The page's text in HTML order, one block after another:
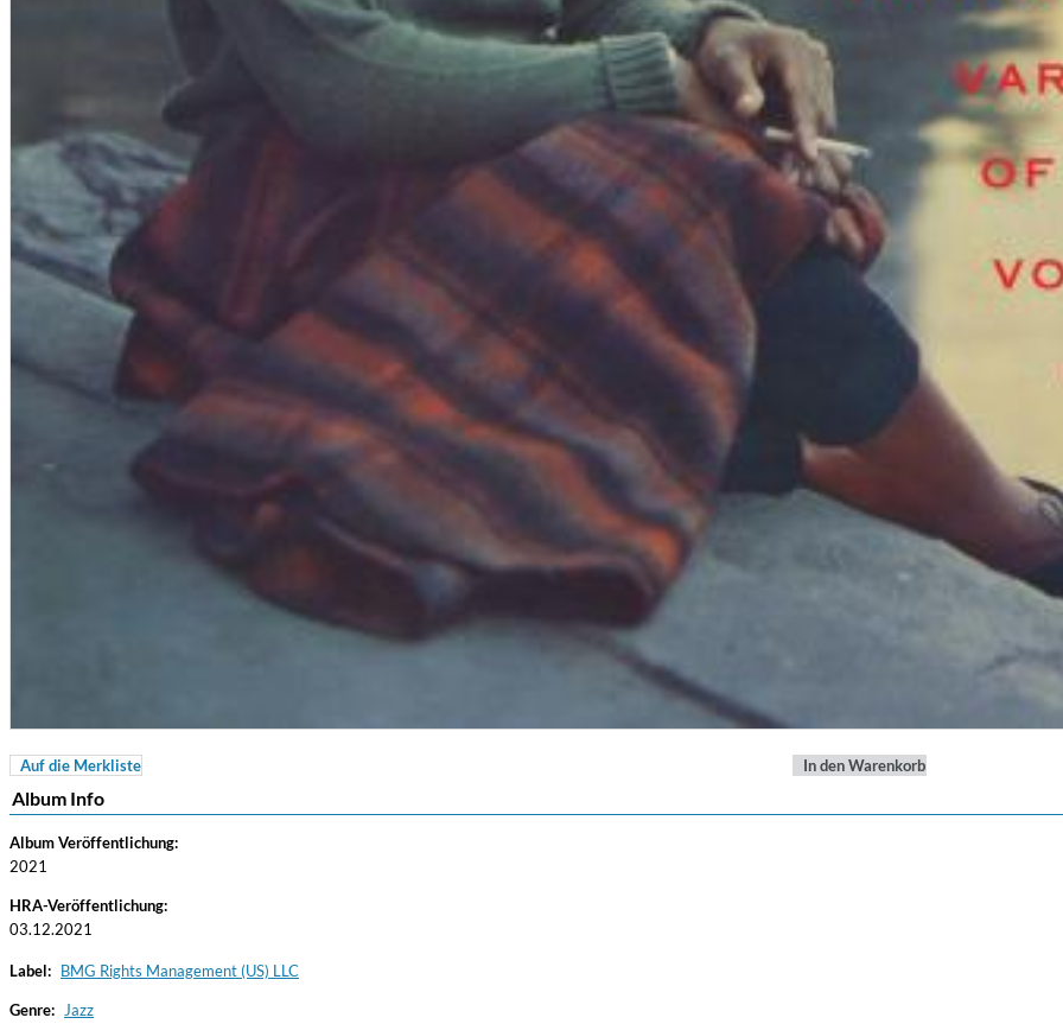
Dreamscapes II
Thomas Lemmer
Skuli Sverrisson & Bill Frisell
Auf die Merkliste In den Warenkorb
Album Info
Album Veröffentlichung:
2021
HRA-Veröffentlichung:
03.12.2021
Label: BMG Rights Management (US) LLC
Genre: Jazz